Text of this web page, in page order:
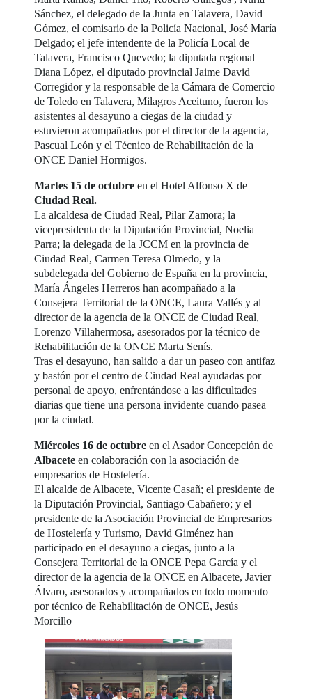
Sánchez, el delegado de la Junta en Talavera, David
Gómez, el comisario de la Policía Nacional, José María
Delgado; el jefe intendente de la Policía Local de
Talavera, Francisco Quevedo; la diputada regional
Diana López, el diputado provincial Jaime David
Corregidor y la responsable de la Cámara de Comercio
de Toledo en Talavera, Milagros Aceituno, fueron los
asistentes al desayuno a ciegas de la ciudad y
estuvieron acompañados por el director de la agencia,
Pascual León y el Técnico de Rehabilitación de la
ONCE Daniel Hormigos.
Martes 15 de octubre en el Hotel Alfonso X de
Ciudad Real.
La alcaldesa de Ciudad Real, Pilar Zamora; la
vicepresidenta de la Diputación Provincial, Noelia
Parra; la delegada de la JCCM en la provincia de
Ciudad Real, Carmen Teresa Olmedo, y la
subdelegada del Gobierno de España en la provincia,
María Ángeles Herreros han acompañado a la
Consejera Territorial de la ONCE, Laura Vallés y al
director de la agencia de la ONCE de Ciudad Real,
Lorenzo Villahermosa, asesorados por la técnico de
Rehabilitación de la ONCE Marta Senís.
Tras el desayuno, han salido a dar un paseo con antifaz
y bastón por el centro de Ciudad Real ayudadas por
personal de apoyo, enfrentándose a las dificultades
diarias que tiene una persona invidente cuando pasea
por la ciudad.
Miércoles 16 de octubre en el Asador Concepción de
Albaceteen colaboración con la asociación de
empresarios de Hostelería.
El alcalde de Albacete, Vicente Casañ; el presidente de
la Diputación Provincial, Santiago Cabañero; y el
presidente de la Asociación Provincial de Empresarios
de Hostelería y Turismo, David Giménez han
participado en el desayuno a ciegas, junto a la
Consejera Territorial de la ONCE Pepa García y el
director de la agencia de la ONCE en Albacete, Javier
Álvaro, asesorados y acompañados en todo momento
por técnico de Rehabilitación de ONCE, Jesús
Morcillo